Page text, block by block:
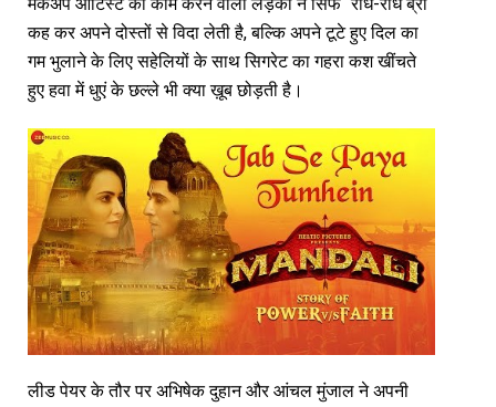
कह कर अपने दोस्तों से विदा लेती है, बल्कि अपने टूटे हुए दिल का
गम भुलाने के लिए सहेलियों के साथ सिगरेट का गहरा कश खींचते
हुए हवा में धुएं के छल्ले भी क्या ख़ूब छोड़ती है।
लीड पेयर के तौर पर अभिषेक दुहान और आंचल मुंजाल ने अपनी